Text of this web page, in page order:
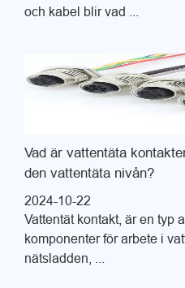
och kabel blir vad ...
Vad är vattentäta kontakter och
den vattentäta nivån?
2024-10-22
Vattentät kontakt, är en typ
komponenter för arbete i
nätsladden, ...